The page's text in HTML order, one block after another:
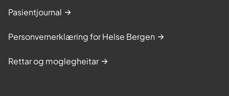
Pasientjournal
Personvernerklæring for Helse Bergen
Rettar og moglegheitar